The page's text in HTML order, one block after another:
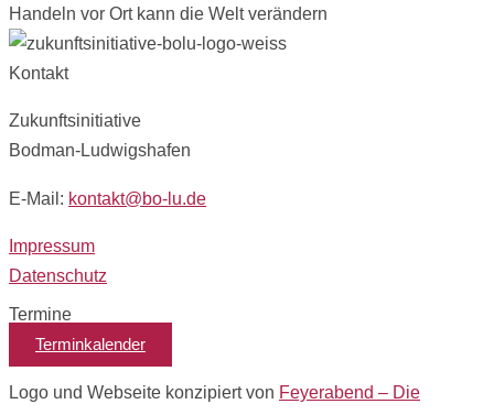
Handeln vor Ort kann die Welt verändern
Kontakt
Zukunftsinitiative
Bodman-Ludwigshafen
E-Mail: kontakt@bo-lu.de
Impressum
Datenschutz
Termine
Terminkalender
Logo und Webseite konzipiert von Feyerabend – Die